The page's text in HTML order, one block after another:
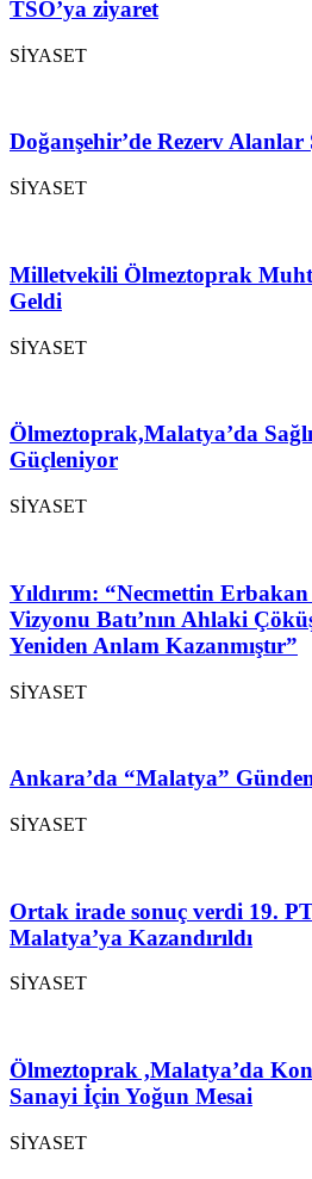
TSO’ya ziyaret
SİYASET
Doğanşehir’de Rezerv
SİYASET
Milletvekili Ölmeztoprak
Geldi
SİYASET
Ölmeztoprak,Malatya’da
Güçleniyor
SİYASET
Yıldırım: “Necmettin Erbakan
Vizyonu Batı’nın Ahlaki
Yeniden Anlam Kazanmıştır”
SİYASET
Ankara’da “Malatya”
SİYASET
Ortak irade sonuç verdi 19.
Malatya’ya Kazandırıldı
SİYASET
Ölmeztoprak ,Malatya’da
Sanayi İçin Yoğun Mesai
SİYASET